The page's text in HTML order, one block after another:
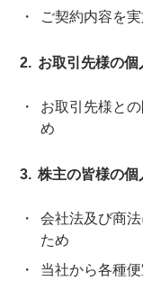
ご契約内容を
お取引先様の個
お取引先様と
め
株主の皆様の個
会社法及び商
ため
当社から各種